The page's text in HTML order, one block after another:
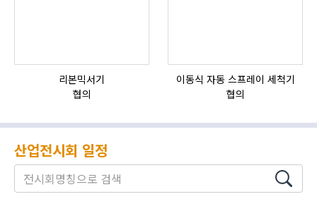
리본믹서기
협의
이동식 자동 스프레이 세척기
협의
산업전시회 일정